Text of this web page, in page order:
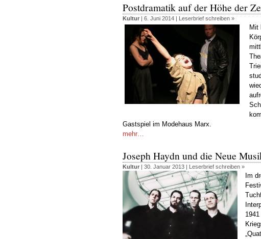
Postdramatik auf der Höhe der
Kultur | 6. Juni 2014 | Leserbrief schreiben »
Mit
Gastspiel im Modehaus Marx.
mehr…
Joseph Haydn und die Neue
Kultur | 30. Januar 2013 | Leserbrief schreiben »
Im